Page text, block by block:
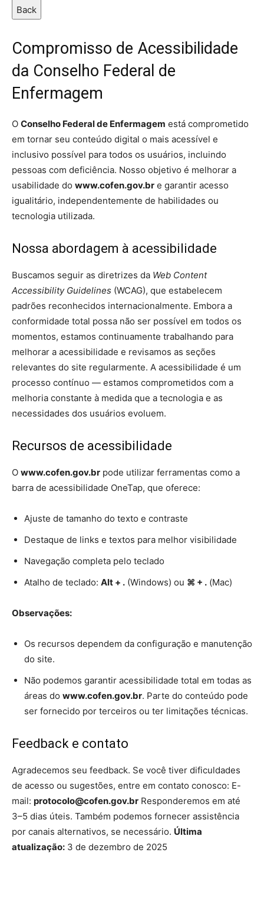
Back
Compromisso de Acessibilidade
da Conselho Federal de
Enfermagem
O Conselho Federal de Enfermagem está comprometido
em tornar seu conteúdo digital o mais acessível e
inclusivo possível para todos os usuários, incluindo
pessoas com deficiência. Nosso objetivo é melhorar a
usabilidade do www.cofen.gov.br e garantir acesso
igualitário, independentemente de habilidades ou
tecnologia utilizada.
Nossa abordagem à acessibilidade
Buscamos seguir as diretrizes da Web Content
Accessibility Guidelines (WCAG), que estabelecem
padrões reconhecidos internacionalmente. Embora a
conformidade total possa não ser possível em todos os
momentos, estamos continuamente trabalhando para
melhorar a acessibilidade e revisamos as seções
relevantes do site regularmente. A acessibilidade é um
processo contínuo — estamos comprometidos com a
melhoria constante à medida que a tecnologia e as
necessidades dos usuários evoluem.
Recursos de acessibilidade
O www.cofen.gov.br pode utilizar ferramentas como a
barra de acessibilidade OneTap, que oferece:
Ajuste de tamanho do texto e contraste
Destaque de links e textos para melhor visibilidade
Navegação completa pelo teclado
Atalho de teclado: Alt + . (Windows) ou ⌘ + . (Mac)
Observações:
Os recursos dependem da configuração e manutenção
do site.
Não podemos garantir acessibilidade total em todas as
áreas do www.cofen.gov.br. Parte do conteúdo pode
ser fornecido por terceiros ou ter limitações técnicas.
Feedback e contato
Agradecemos seu feedback. Se você tiver dificuldades
de acesso ou sugestões, entre em contato conosco: E-
mail: protocolo@cofen.gov.br Responderemos em até
3–5 dias úteis. Também podemos fornecer assistência
por canais alternativos, se necessário. Última
atualização: 3 de dezembro de 2025